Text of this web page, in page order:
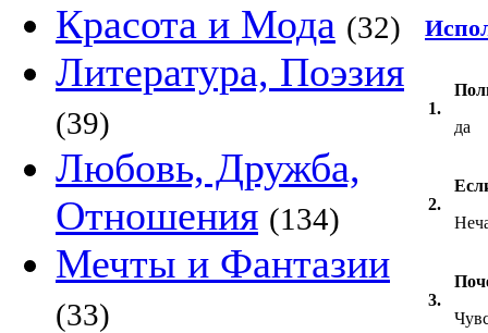
Красота и Мода (32)
Литература, Поэзия
(39)
Любовь, Дружба,
Отношения (134)
Мечты и Фантазии
(33)
1.
да
2.
3.